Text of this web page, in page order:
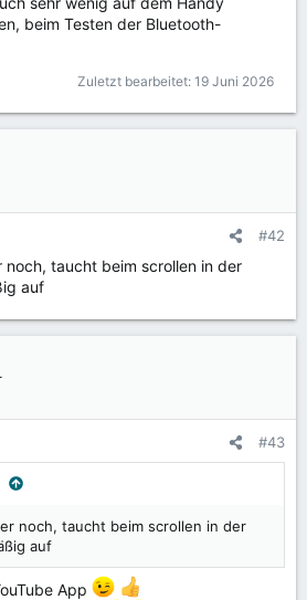
beim Testen der Bluetooth-
Zuletzt bearbeitet: 19 Juni 2026
#42
noch, taucht beim scrollen in der
auf
#43
noch, taucht beim scrollen in der
auf
App